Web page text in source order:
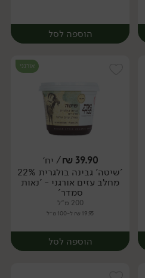
הוספה לסל
יח׳
אורגני
39.90
₪/ יח׳
'שיטה' גבינה בולגרית 22%
מחלב עזים אורגני - 'נאות
סמדר'
200 מ״ל
19.95 ₪ ל-100 מ״ל
הוספה לסל